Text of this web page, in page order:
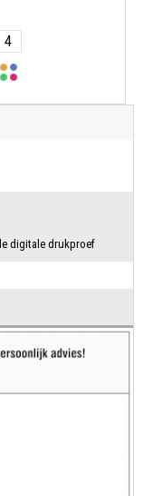
4
digitale drukproef